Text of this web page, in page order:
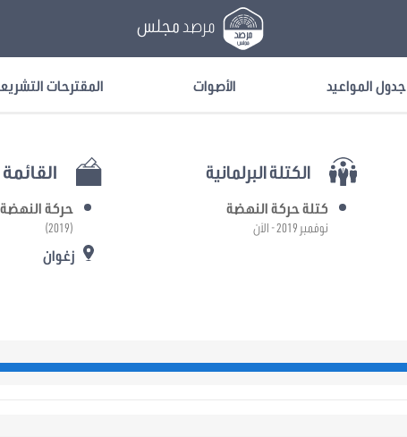
مرصد مجلس
جدول المواعيد الأصوات المقترحات
الكتلة البرلمانية
كتلة حركة النهضة
نوفمبر 2019 - الآن
القائمة
حركة النهضة
(2019)
زغوان